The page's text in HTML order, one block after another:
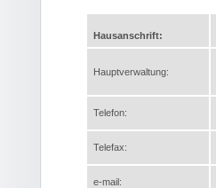
Hausanschrift:
Hauptverwaltung:
Telefon:
Telefax:
e-mail: